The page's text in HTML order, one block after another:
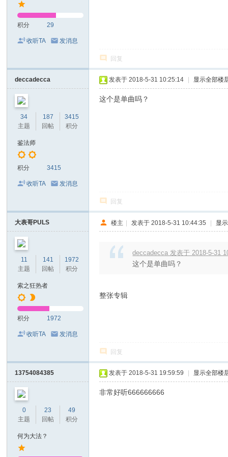
积分 29
收听TA 发消息
回复
deccadecca
34
主题
187
回帖
3415
积分
鉴法师
积分 3415
收听TA 发消息
发表于 2018-5-31 10:25:14 显示全部楼
这个是单曲吗？
回复
大表哥PULS
11
主题
141
回帖
1972
积分
索之狂热者
积分 1972
收听TA 发消息
楼主 | 发表于 2018-5-31 10:44:35 | 显
deccadecca 发表于 2018-5-31
这个是单曲吗？
整张专辑
回复
13754084385
0
主题
23
回帖
49
积分
何为大法？
发表于 2018-5-31 19:59:59 显示全部楼
非常好听666666666